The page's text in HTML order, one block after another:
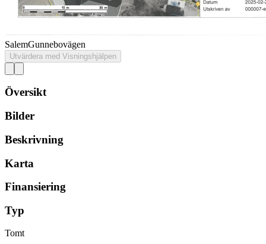
SalemGunnebovägen
Utvärdera med Visningshjälpen
Översikt
Bilder
Beskrivning
Karta
Finansiering
Typ
Tomt